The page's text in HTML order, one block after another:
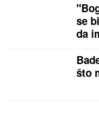
se
da
što